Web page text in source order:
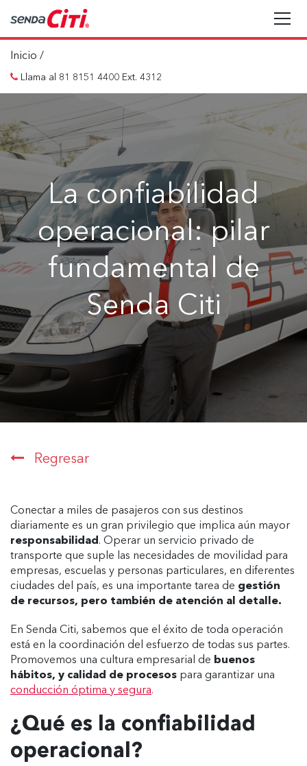
Inicio /
Llama al 81 8151 4400 Ext. 4312
La confiabilidad
operacional: pilar
fundamental de
Senda Citi
Regresar
Conectar a miles de pasajeros con sus destinos
diariamente es un gran privilegio que implica aún mayor
responsabilidad . Operar un servicio privado de
transporte que suple las necesidades de movilidad para
empresas, escuelas y personas particulares, en diferentes
ciudades del país, es una importante tarea de gestión
de recursos, pero también de atención al detalle.
En Senda Citi, sabemos que el éxito de toda operación
está en la coordinación del esfuerzo de todas sus partes.
Promovemos una cultura empresarial de buenos
hábitos, y calidad de procesos para garantizar una
conducción óptima y segura.
¿Qué es la confiabilidad
operacional?